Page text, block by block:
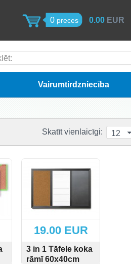
0 preces 0.00 EUR
Vairumtirdzniecība
Skatīt vienlaicīgi: 12
19.00 EUR
3 in 1 Tāfele koka
rāmī 60x40cm